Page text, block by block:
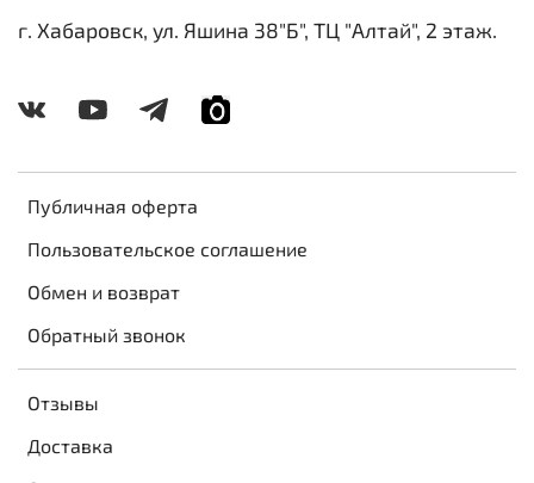
Публичная оферта
Пользовательское соглашение
Обмен и возврат
Обратный звонок
Отзывы
Доставка
г. Хабаровск, ул. Яшина 38"Б", ТЦ "Алтай", 2 этаж.